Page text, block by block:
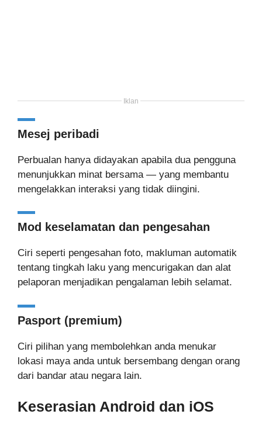
Iklan
Mesej peribadi
Perbualan hanya didayakan apabila dua pengguna
menunjukkan minat bersama — yang membantu
mengelakkan interaksi yang tidak diingini.
Mod keselamatan dan pengesahan
Ciri seperti pengesahan foto, makluman automatik
tentang tingkah laku yang mencurigakan dan alat
pelaporan menjadikan pengalaman lebih selamat.
Pasport (premium)
Ciri pilihan yang membolehkan anda menukar
lokasi maya anda untuk bersembang dengan orang
dari bandar atau negara lain.
Keserasian Android dan iOS